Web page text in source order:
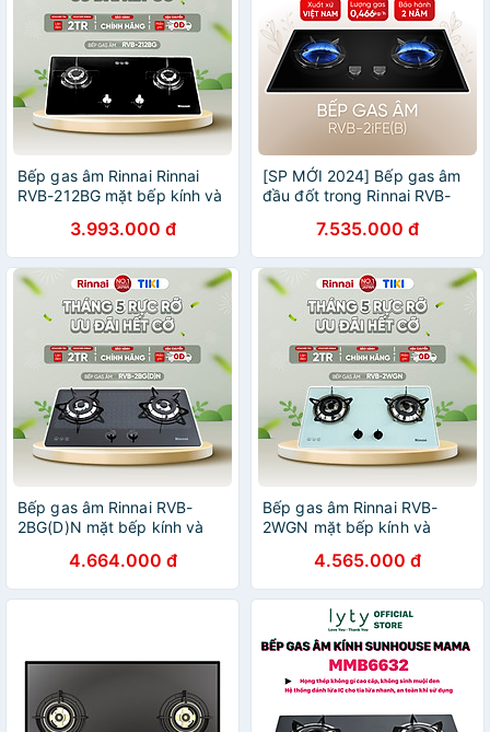
Bếp gas âm Rinnai Rinnai
RVB-212BG mặt bếp kính và
3.993.000 đ
[SP MỚI 2024] Bếp gas âm
đầu đốt trong Rinnai RVB-
linh hoạt, kiềng gang
7.535.000 đ
Bếp gas âm Rinnai RVB-
2BG(D)N mặt bếp kính và
4.664.000 đ
Bếp gas âm Rinnai RVB-
2WGN mặt bếp kính và
4.565.000 đ